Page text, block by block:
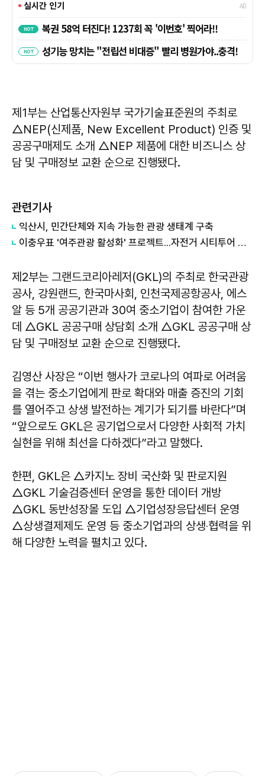
제1부는 산업통산자원부 국가기술표준원의 주최로
△NEP(신제품, New Excellent Product) 인증 및
공공구매제도 소개 △NEP 제품에 대한 비즈니스 상
담 및 구매정보 교환 순으로 진행됐다.
관련기사
익산시, 민간단체와 지속 가능한 관광 생태계 구축
이충우표 '여주관광 활성화' 프로젝트...자전거 시티투어 확대
제2부는 그랜드코리아레저(GKL)의 주최로 한국관광
공사, 강원랜드, 한국마사회, 인천국제공항공사, 에스
알 등 5개 공공기관과 30여 중소기업이 참여한 가운
데 △GKL 공공구매 상담회 소개 △GKL 공공구매 상
담 및 구매정보 교환 순으로 진행됐다.
김영산 사장은 “이번 행사가 코로나의 여파로 어려움
을 겪는 중소기업에게 판로 확대와 매출 증진의 기회
를 열어주고 상생 발전하는 계기가 되기를 바란다”며
“앞으로도 GKL은 공기업으로서 다양한 사회적 가치
실현을 위해 최선을 다하겠다”라고 말했다.
한편, GKL은 △카지노 장비 국산화 및 판로지원
△GKL 기술검증센터 운영을 통한 데이터 개방
△GKL 동반성장몰 도입 △기업성장응답센터 운영
△상생결제제도 운영 등 중소기업과의 상생‧협력을 위
해 다양한 노력을 펼치고 있다.